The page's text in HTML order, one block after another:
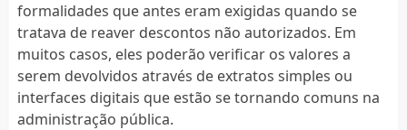
formalidades que antes eram exigidas quando se
tratava de reaver descontos não autorizados. Em
muitos casos, eles poderão verificar os valores a
serem devolvidos através de extratos simples ou
interfaces digitais que estão se tornando comuns na
administração pública.